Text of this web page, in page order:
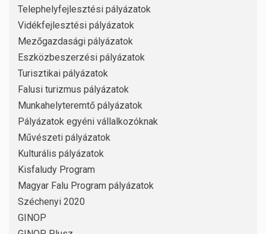
Telephelyfejlesztési pályázatok
Vidékfejlesztési pályázatok
Mezőgazdasági pályázatok
Eszközbeszerzési pályázatok
Turisztikai pályázatok
Falusi turizmus pályázatok
Munkahelyteremtő pályázatok
Pályázatok egyéni vállalkozóknak
Művészeti pályázatok
Kulturális pályázatok
Kisfaludy Program
Magyar Falu Program pályázatok
Széchenyi 2020
GINOP